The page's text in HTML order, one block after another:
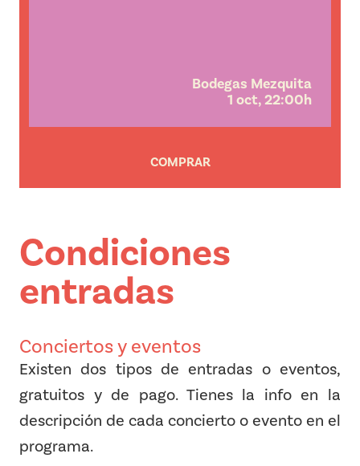
Bodegas Mezquita
1 oct, 22:00h
COMPRAR
Condiciones
entradas
Conciertos y eventos
Existen dos tipos de entradas o eventos,
gratuitos y de pago. Tienes la info en la
descripción de cada concierto o evento en el
programa.